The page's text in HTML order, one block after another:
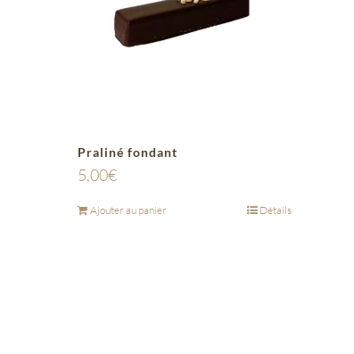
Praliné fondant
5,00€
Ajouter au panier Détails